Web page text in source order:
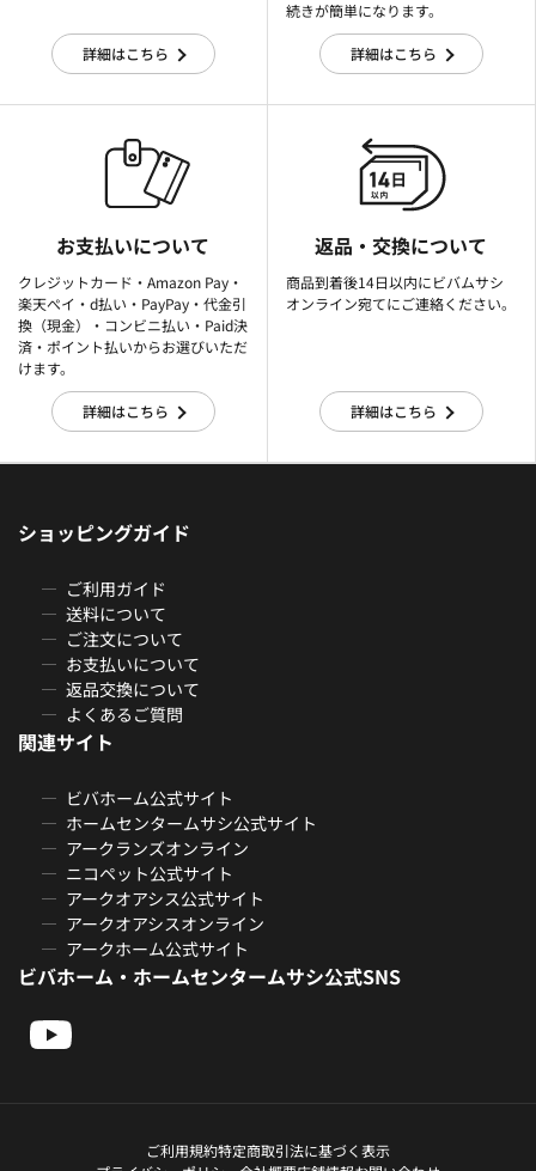
詳細はこちら
続きが簡単になります。
詳細はこちら
お支払いについて
クレジットカード・Amazon Pay・
楽天ぺイ・d払い・PayPay・代金引
換（現金）・コンビニ払い・Paid決
済・ポイント払いからお選びいただ
けます。
詳細はこちら
返品・交換について
商品到着後14日以内にビバムサシ
オンライン宛てにご連絡ください。
詳細はこちら
ショッピングガイド
ご利用ガイド
送料について
ご注文について
お支払いについて
返品交換について
よくあるご質問
関連サイト
ビバホーム公式サイト
ホームセンタームサシ公式サイト
アークランズオンライン
ニコペット公式サイト
アークオアシス公式サイト
アークオアシスオンライン
アークホーム公式サイト
ビバホーム・ホームセンタームサシ公式SNS
ご利用規約特定商取引法に基づく表示